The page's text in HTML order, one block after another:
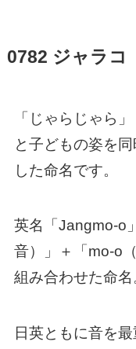
0782 ジャラコ
「じゃらじゃら
と子どもの姿を
した命名です。
英名「Jangmo-o
音）」＋「mo-o
組み合わせた命名
日英ともに音を